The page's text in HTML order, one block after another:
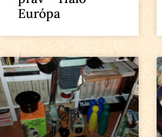
Európa